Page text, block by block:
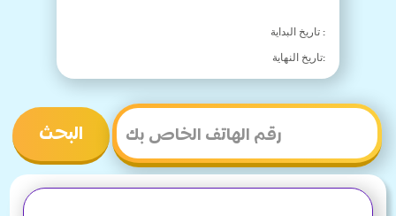
:
تاريخ النهاية:
البحث